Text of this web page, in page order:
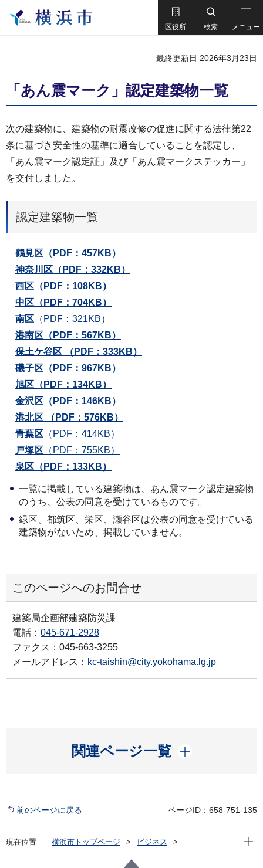
区役所 検索 メニュー
最終更新日 2026年3月23日
「あん震マーク」認定建築物一覧
次の建築物に、建築物の耐震改修の促進に関する法律第22
条に基づき安全性の基準に適合していることを認定し、
「あん震マーク認定証」及び「あん震マークステッカー」
を交付しました。
認定建築物一覧
鶴見区 （PDF：457KB）
神奈川区 （PDF：332KB）
西区 （PDF：108KB）
中区 （PDF：704KB）
南区 （PDF：321KB）
港南区 （PDF：567KB）
保土ケ谷区
（PDF：333KB）
磯子区 （PDF：967KB）
旭区 （PDF：134KB）
金沢区 （PDF：146KB）
港北区
（PDF：576KB）
青葉区 （PDF：414KB）
戸塚区 （PDF：755KB）
泉区 （PDF：133KB）
一覧に掲載している建築物は、あん震マーク認定建築物
のうち、公表の同意を受けているものです。
緑区、都筑区、栄区、瀬谷区は公表の同意を受けている
建築物がないため、掲載していません。
このページへのお問合せ
建築局企画部建築防災課
電話： 045-671-2928
ファクス：045-663-3255
メールアドレス： kc-taishin@city.yokohama.lg.jp
関連ページ一覧
開く
前のページに戻る ページID：658-751-135
現在位置 横浜市トップページ
ビジネス
住まいや建物の防災と補助制度
現在